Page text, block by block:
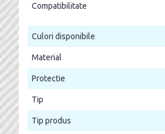
Compatibilitate
Culori disponibile
Material
Protectie
Tip
Tip produs